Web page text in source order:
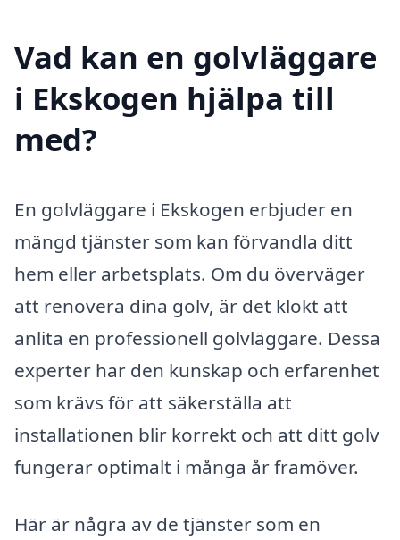
Vad kan en golvläggare
i Ekskogen hjälpa till
med?
En golvläggare i Ekskogen erbjuder en
mängd tjänster som kan förvandla ditt
hem eller arbetsplats. Om du överväger
att renovera dina golv, är det klokt att
anlita en professionell golvläggare. Dessa
experter har den kunskap och erfarenhet
som krävs för att säkerställa att
installationen blir korrekt och att ditt golv
fungerar optimalt i många år framöver.
Här är några av de tjänster som en